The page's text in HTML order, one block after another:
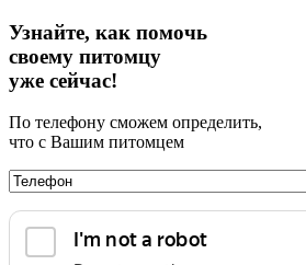
Узнайте, как помочь
своему питомцу
уже сейчас!
По телефону сможем определить,
что с Вашим питомцем